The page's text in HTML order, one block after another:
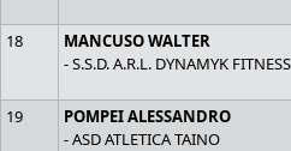
18
MANCUSO WALTER
- S.S.D. A.R.L. DYNAMYK FITNESS
19
POMPEI ALESSANDRO
- ASD ATLETICA TAINO